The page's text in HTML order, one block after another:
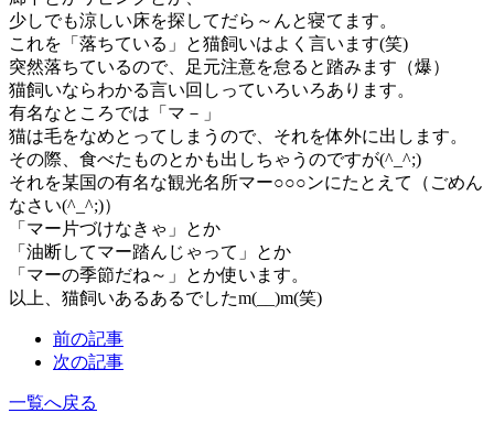
少しでも涼しい床を探してだら～んと寝てます。
これを「落ちている」と猫飼いはよく言います(笑)
突然落ちているので、足元注意を怠ると踏みます（爆）
猫飼いならわかる言い回しっていろいろあります。
有名なところでは「マ－」
猫は毛をなめとってしまうので、それを体外に出します。
その際、食べたものとかも出しちゃうのですが(^_^;)
それを某国の有名な観光名所マー○○○ンにたとえて（ごめん
なさい(^_^;)）
「マー片づけなきゃ」とか
「油断してマー踏んじゃって」とか
「マーの季節だね～」とか使います。
以上、猫飼いあるあるでしたm(__)m(笑)
前の記事
次の記事
一覧へ戻る